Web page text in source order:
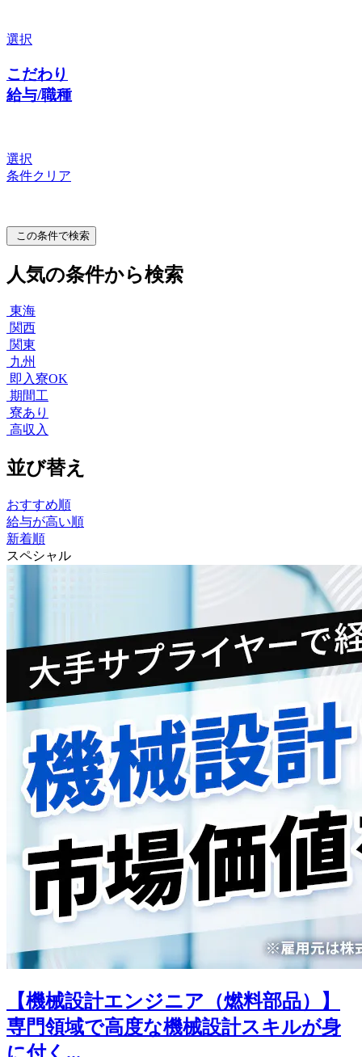
選択
こだわり
給与/職種
選択
条件クリア
この条件で検索
人気の条件から検索
東海
関西
関東
九州
即入寮OK
期間工
寮あり
高収入
並び替え
おすすめ順
給与が高い順
新着順
スペシャル
【機械設計エンジニア（燃料部品）】
専門領域で高度な機械設計スキルが身